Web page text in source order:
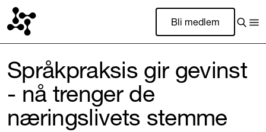
Bli medlem
Språkpraksis gir gevinst
- nå trenger de
næringslivets stemme